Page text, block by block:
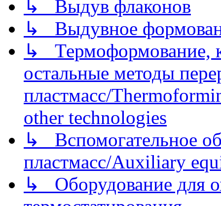
↳ Выдув флаконов
↳ Выдувное
↳ Термоформование,
остальные методы
пластмасс/
other technologies
↳ Вспомогательное
пластмасс/Auxiliary
↳ Оборудование для